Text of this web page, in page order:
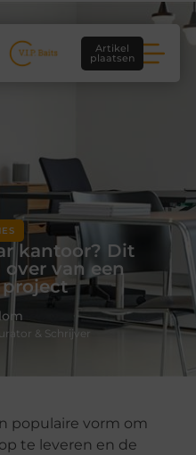
Artikel
plaatsen
kantoor? Dit
van een
& Schrijver
populaire vorm om
te leveren en de